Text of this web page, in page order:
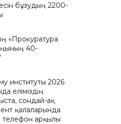
бұзудың 2200-
«Прокуратура
40-
институты 2026
еліміздің
сондай-ақ
қалаларында
арқылы